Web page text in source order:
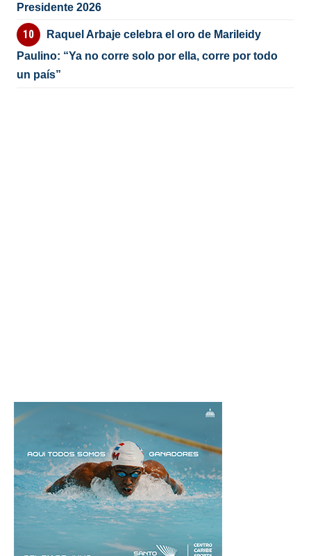
Presidente 2026
Raquel Arbaje celebra el oro de Marileidy
Paulino: “Ya no corre solo por ella, corre por todo
un país”